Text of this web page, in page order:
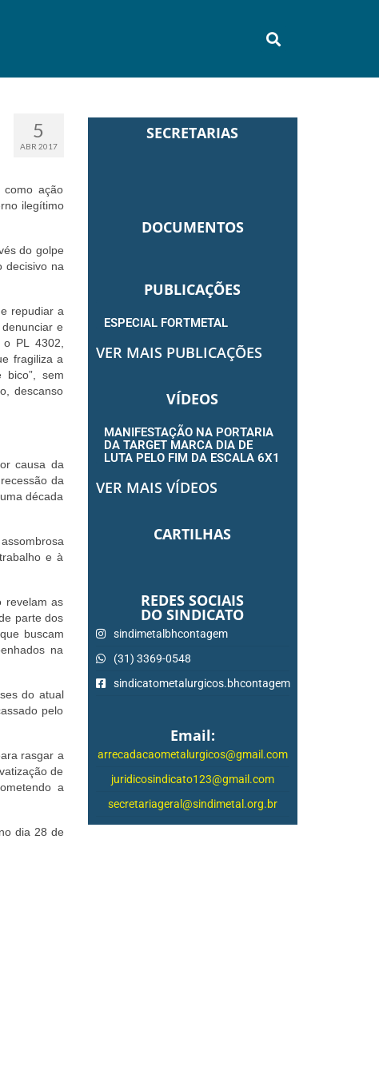
5
ABR 2017
ação
ilegítimo
do golpe
decisivo na
repudiar a
e
PL 4302,
fragiliza a
bico”, sem
descanso
causa da
da
década
e à
revelam as
parte dos
buscam
na
do atual
pelo
rasgar a
de
a
dia 28 de
SECRETARIAS
DOCUMENTOS
PUBLICAÇÕES
ESPECIAL FORTMETAL
VER MAIS PUBLICAÇÕES
VÍDEOS
MANIFESTAÇÃO NA PORTARIA
DA TARGET MARCA DIA DE
LUTA PELO FIM DA ESCALA 6X1
VER MAIS VÍDEOS
CARTILHAS
REDES SOCIAIS
DO SINDICATO
sindimetalbhcontagem
(31) 3369-0548
sindicatometalurgicos.bhcontagem
Email:
arrecadacaometalurgicos@gmail.com
juridicosindicato123@gmail.com
secretariageral@sindimetal.org.br